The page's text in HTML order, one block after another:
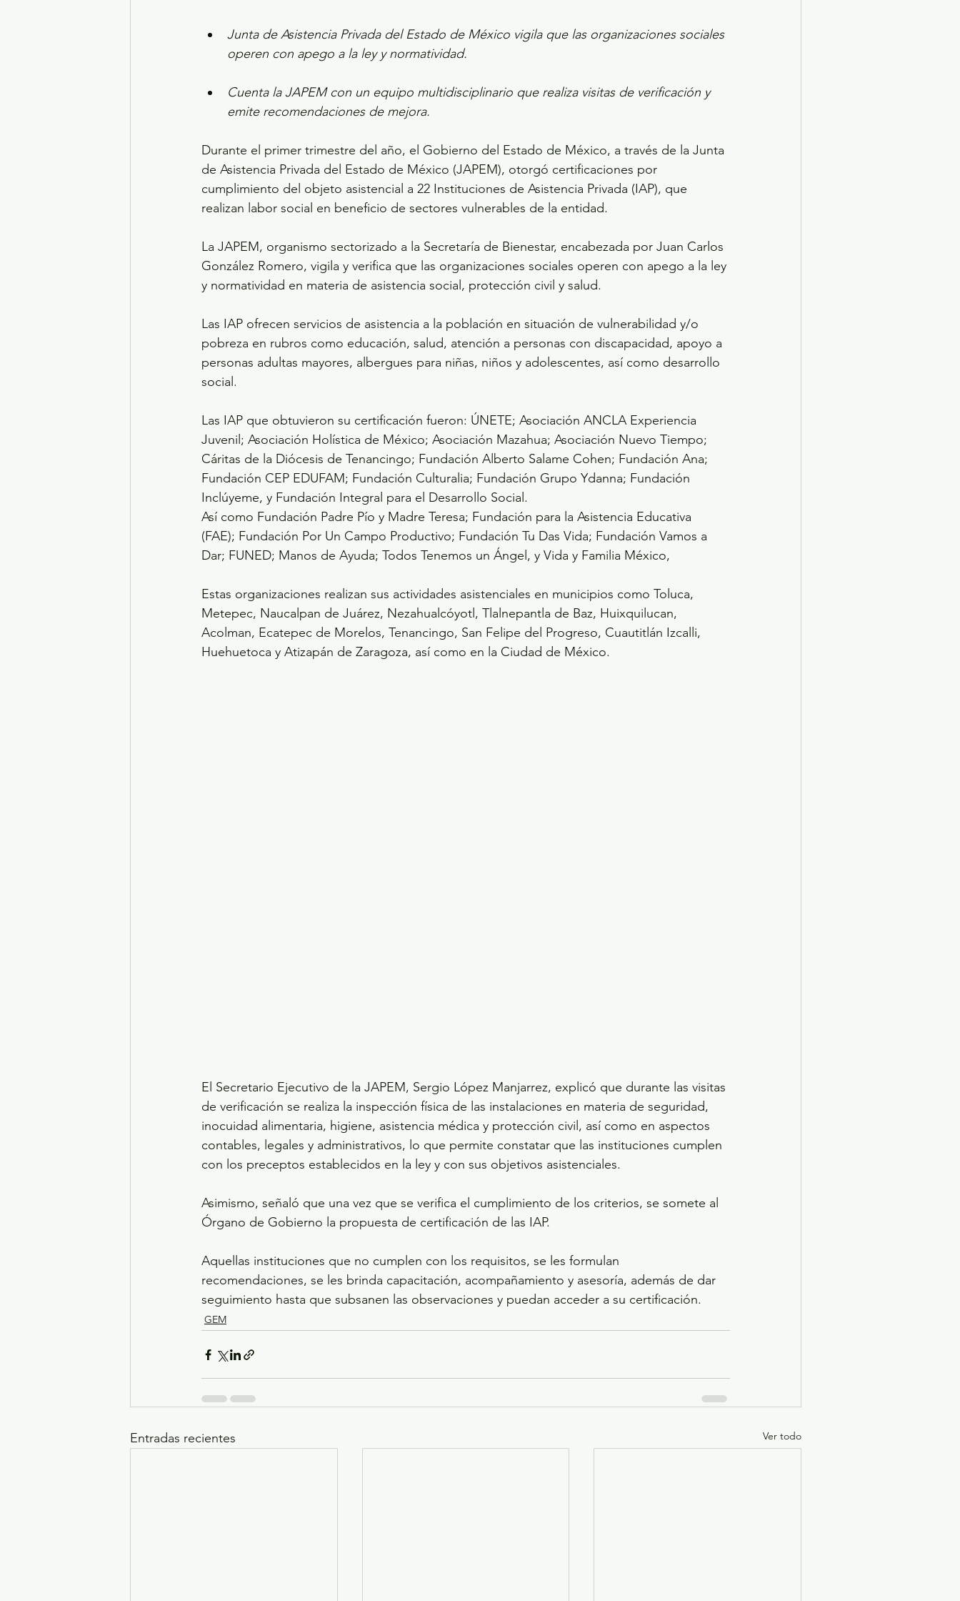
Junta de Asistencia Privada del Estado de México vigila que las organizaciones sociales
operen con apego a la ley y normatividad.
Cuenta la JAPEM con un equipo multidisciplinario que realiza visitas de verificación y
emite recomendaciones de mejora.
Durante el primer trimestre del año, el Gobierno del Estado de México, a través de la Junta
de Asistencia Privada del Estado de México (JAPEM), otorgó certificaciones por
cumplimiento del objeto asistencial a 22 Instituciones de Asistencia Privada (IAP), que
realizan labor social en beneficio de sectores vulnerables de la entidad.
La JAPEM, organismo sectorizado a la Secretaría de Bienestar, encabezada por Juan Carlos
González Romero, vigila y verifica que las organizaciones sociales operen con apego a la ley
y normatividad en materia de asistencia social, protección civil y salud.
Las IAP ofrecen servicios de asistencia a la población en situación de vulnerabilidad y/o
pobreza en rubros como educación, salud, atención a personas con discapacidad, apoyo a
personas adultas mayores, albergues para niñas, niños y adolescentes, así como desarrollo
social.
Las IAP que obtuvieron su certificación fueron: ÚNETE; Asociación ANCLA Experiencia
Juvenil; Asociación Holística de México; Asociación Mazahua; Asociación Nuevo Tiempo;
Cáritas de la Diócesis de Tenancingo; Fundación Alberto Salame Cohen; Fundación Ana;
Fundación CEP EDUFAM; Fundación Culturalia; Fundación Grupo Ydanna; Fundación
Inclúyeme, y Fundación Integral para el Desarrollo Social.
Así como Fundación Padre Pío y Madre Teresa; Fundación para la Asistencia Educativa
(FAE); Fundación Por Un Campo Productivo; Fundación Tu Das Vida; Fundación Vamos a
Dar; FUNED; Manos de Ayuda; Todos Tenemos un Ángel, y Vida y Familia México,
Estas organizaciones realizan sus actividades asistenciales en municipios como Toluca,
Metepec, Naucalpan de Juárez, Nezahualcóyotl, Tlalnepantla de Baz, Huixquilucan,
Acolman, Ecatepec de Morelos, Tenancingo, San Felipe del Progreso, Cuautitlán Izcalli,
Huehuetoca y Atizapán de Zaragoza, así como en la Ciudad de México.
El Secretario Ejecutivo de la JAPEM, Sergio López Manjarrez, explicó que durante las visitas
de verificación se realiza la inspección física de las instalaciones en materia de seguridad,
inocuidad alimentaria, higiene, asistencia médica y protección civil, así como en aspectos
contables, legales y administrativos, lo que permite constatar que las instituciones cumplen
con los preceptos establecidos en la ley y con sus objetivos asistenciales.
Asimismo, señaló que una vez que se verifica el cumplimiento de los criterios, se somete al
Órgano de Gobierno la propuesta de certificación de las IAP.
Aquellas instituciones que no cumplen con los requisitos, se les formulan
recomendaciones, se les brinda capacitación, acompañamiento y asesoría, además de dar
seguimiento hasta que subsanen las observaciones y puedan acceder a su certificación.
GEM
Entradas recientes Ver todo